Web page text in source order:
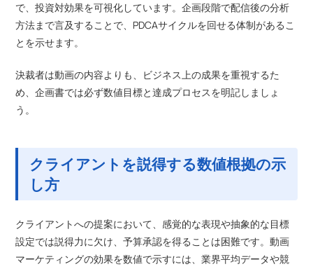
で、投資対効果を可視化しています。企画段階で配信後の分析
方法まで言及することで、PDCAサイクルを回せる体制があるこ
とを示せます。
決裁者は動画の内容よりも、ビジネス上の成果を重視するた
め、企画書では必ず数値目標と達成プロセスを明記しましょ
う。
クライアントを説得する数値根拠の示
し方
クライアントへの提案において、感覚的な表現や抽象的な目標
設定では説得力に欠け、予算承認を得ることは困難です。動画
マーケティングの効果を数値で示すには、業界平均データや競